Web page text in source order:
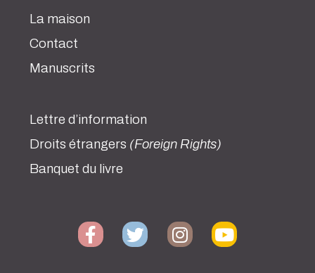
La maison
Contact
Manuscrits
Lettre d’information
Droits étrangers (Foreign Rights)
Banquet du livre